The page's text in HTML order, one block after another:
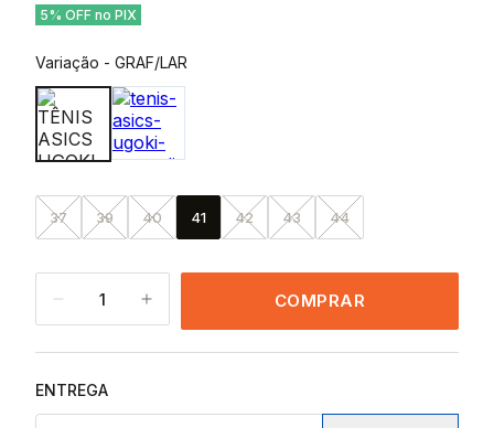
5% OFF no PIX
Variação - GRAF/LAR
37 39 40 41 42 43 44
1 COMPRAR
ENTREGA